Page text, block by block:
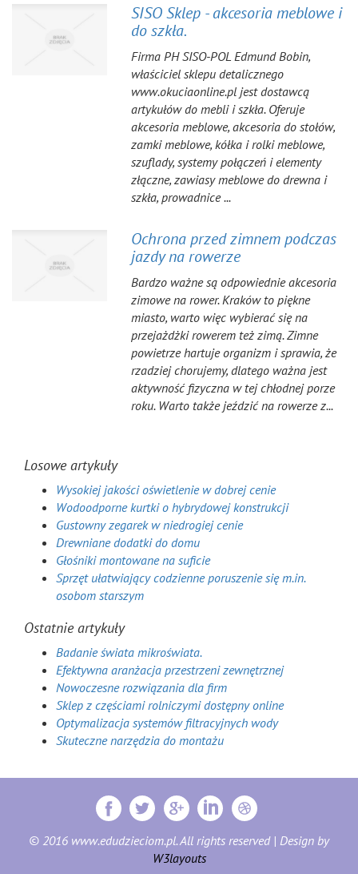
SISO Sklep - akcesoria meblowe i
do szkła.
Firma PH SISO-POL Edmund Bobin,
właściciel sklepu detalicznego
www.okuciaonline.pl jest dostawcą
artykułów do mebli i szkła. Oferuje
akcesoria meblowe, akcesoria do stołów,
zamki meblowe, kółka i rolki meblowe,
szuflady, systemy połączeń i elementy
złączne, zawiasy meblowe do drewna i
szkła, prowadnice ...
Ochrona przed zimnem podczas
jazdy na rowerze
Bardzo ważne są odpowiednie akcesoria
zimowe na rower. Kraków to piękne
miasto, warto więc wybierać się na
przejażdżki rowerem też zimą. Zimne
powietrze hartuje organizm i sprawia, że
rzadziej chorujemy, dlatego ważna jest
aktywność fizyczna w tej chłodnej porze
roku. Warto także jeździć na rowerze z...
Losowe artykuły
Wysokiej jakości oświetlenie w dobrej cenie
Wodoodporne kurtki o hybrydowej konstrukcji
Gustowny zegarek w niedrogiej cenie
Drewniane dodatki do domu
Głośniki montowane na suficie
Sprzęt ułatwiający codzienne poruszenie się m.in.
osobom starszym
Ostatnie artykuły
Badanie świata mikroświata.
Efektywna aranżacja przestrzeni zewnętrznej
Nowoczesne rozwiązania dla firm
Sklep z częściami rolniczymi dostępny online
Optymalizacja systemów filtracyjnych wody
Skuteczne narzędzia do montażu
© 2016 www.edudzieciom.pl. All rights reserved | Design by
W3layouts